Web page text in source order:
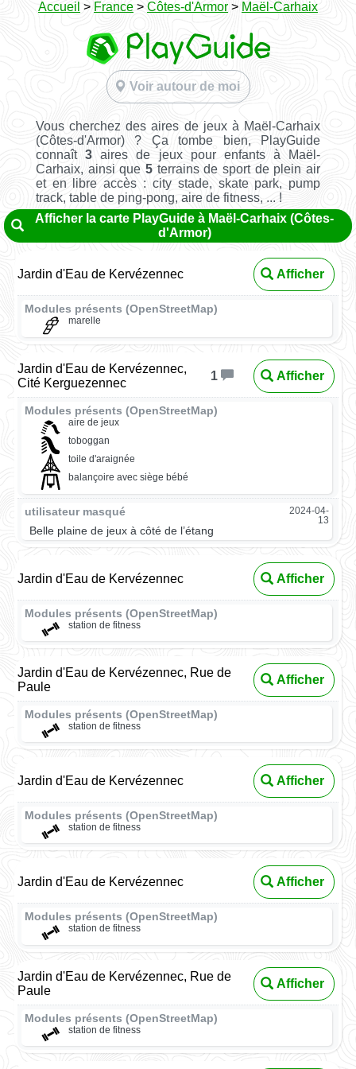
Accueil > France > Côtes-d'Armor > Maël-Carhaix
Voir autour de moi
Vous cherchez des aires de jeux à Maël-Carhaix
(Côtes-d'Armor) ? Ça tombe bien, PlayGuide
connaît 3aires de jeux pour enfants à Maël-
Carhaix, ainsi que 5terrains de sport de plein air
et en libre accès : city stade, skate park, pump
track, table de ping-pong, aire de fitness, ... !
Afficher la carte PlayGuide à Maël-Carhaix (Côtes-
d'Armor)
Jardin d'Eau de Kervézennec Afficher
Modules présents (OpenStreetMap)
marelle
Jardin d'Eau de Kervézennec,
Cité Kerguezennec
1 Afficher
Modules présents (OpenStreetMap)
aire de jeux
toboggan
toile d'araignée
balançoire avec siège bébé
utilisateur masqué
2024-04-
13
Belle plaine de jeux à côté de l’étang
Jardin d'Eau de Kervézennec Afficher
Modules présents (OpenStreetMap)
station de fitness
Jardin d'Eau de Kervézennec, Rue de
Paule
Afficher
Modules présents (OpenStreetMap)
station de fitness
Jardin d'Eau de Kervézennec Afficher
Modules présents (OpenStreetMap)
station de fitness
Jardin d'Eau de Kervézennec Afficher
Modules présents (OpenStreetMap)
station de fitness
Jardin d'Eau de Kervézennec, Rue de
Paule
Afficher
Modules présents (OpenStreetMap)
station de fitness